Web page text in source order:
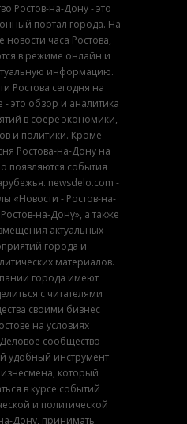
Ростов-на-Дону - это
портал города. На
новости часа Ростова,
в режиме онлайн и
информацию.
Ростова сегодня на
это обзор и аналитика
в сфере экономики,
и политики. Кроме
Ростова-на-Дону на
появляются события
newsdelo.com -
«Новости - Ростов-на-
на-Дону», а также
актуальных
города и
материалов.
города имеют
с читателями
своими бизнес
на условиях
сообщество
удобный инструмент
который
в курсе событий
и политической
Дону, принимать